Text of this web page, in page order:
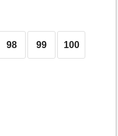
98 99 100